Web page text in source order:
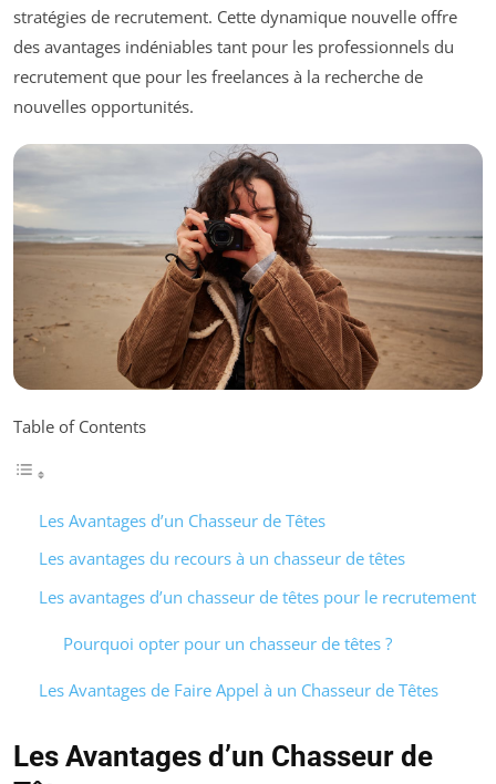
stratégies de recrutement. Cette dynamique nouvelle offre
des avantages indéniables tant pour les professionnels du
recrutement que pour les freelances à la recherche de
nouvelles opportunités.
Table of Contents
Les Avantages d’un Chasseur de Têtes
Les avantages du recours à un chasseur de têtes
Les avantages d’un chasseur de têtes pour le recrutement
Pourquoi opter pour un chasseur de têtes ?
Les Avantages de Faire Appel à un Chasseur de Têtes
Les Avantages d’un Chasseur de